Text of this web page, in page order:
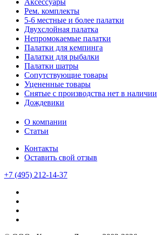
Рем. комплекты
5-6 местные и более палатки
Двухслойная палатка
Непромокаемые палатки
Палатки для кемпинга
Палатки для рыбалки
Палатки шатры
Сопутствующие товары
Уцененные товары
Снятые с производства нет в наличии
Дождевики
О компании
Статьи
Контакты
Оставить свой отзыв
+7 (495) 212-14-37